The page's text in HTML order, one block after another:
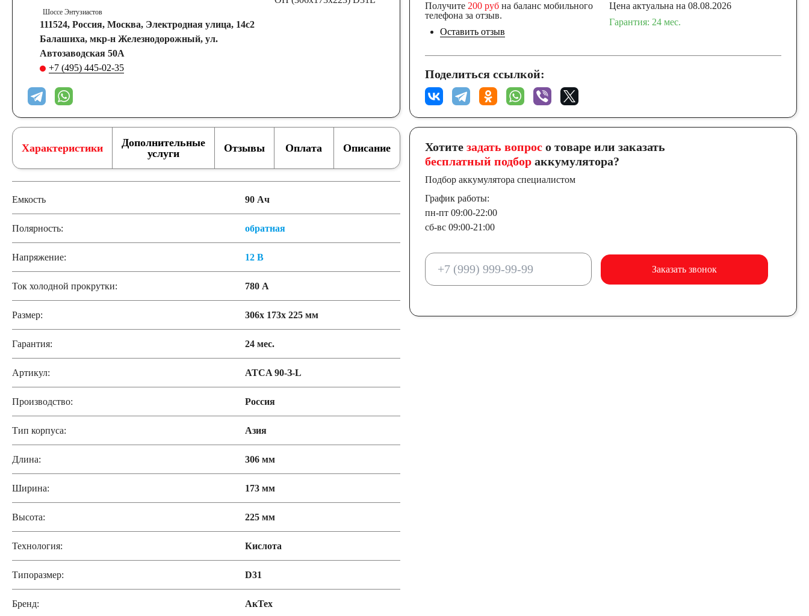
Шоссе Энтузиастов
111524, Россия, Москва, Электродная улица, 14с2
Балашиха, мкр-н Железнодорожный, ул.
Автозаводская 50А
+7 (495) 445-02-35
Получите 200 рубна баланс мобильного
телефона за отзыв.
Оставить отзыв
Цена актуальна на 08.08.2026
Гарантия: 24 мес.
Поделиться ссылкой:
Характеристики
Дополнительные
услуги
Отзывы Оплата Описание
Емкость 90 Ач
Полярность: обратная
Напряжение: 12 В
Ток холодной прокрутки: 780 А
Размер: 306x 173x 225 мм
Гарантия: 24 мес.
Артикул: ATCA 90-З-L
Производство: Россия
Тип корпуса: Азия
Длина: 306 мм
Ширина: 173 мм
Высота: 225 мм
Технология: Кислота
Типоразмер: D31
Бренд: АкТех
Хотите задать вопросо товаре или заказать
бесплатный подбораккумулятора?
Подбор аккумулятора специалистом
График работы:
пн-пт 09:00-22:00
сб-вс 09:00-21:00
Заказать звонок